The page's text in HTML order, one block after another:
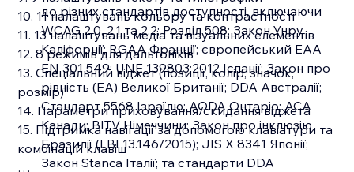
до різних стандартів доступності, включаючи
WCAG 2.0, 2.1 та 2.2; Розділ 508; Закон Унру
Каліфорнії; RGAA Франції; європейський EAA
EN 301 549; UNE 139803:2012 Іспанії; Закон про
рівність (EA) Великої Британії; DDA Австралії;
Стандарт 5568 Ізраїлю; AODA Онтаріо; ACA
Канади; BITV Німеччини; Закон про інклюзію
Бразилії (LBI 13.146/2015); JIS X 8341 Японії;
Закон Stanca Італії; та стандарти DDA
10. 11 налаштувань кольору та контрастності
11. 13 налаштувань медіа та візуальних елементів
12. 8 режимів для дальтоніків
13. Спеціальний віджет (позиції, колір, значок,
розмір)
14. Параметри приховування/скидання віджета
15. Підтримка навігації за допомогою клавіатури та
комбінацій клавіш